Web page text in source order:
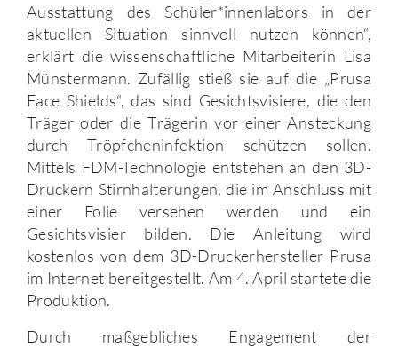
Ausstattung des Schüler*innenlabors in der
aktuellen Situation sinnvoll nutzen können“,
erklärt die wissenschaftliche Mitarbeiterin Lisa
Münstermann. Zufällig stieß sie auf die „Prusa
Face Shields“, das sind Gesichtsvisiere, die den
Träger oder die Trägerin vor einer Ansteckung
durch Tröpfcheninfektion schützen sollen.
Mittels FDM-Technologie entstehen an den 3D-
Druckern Stirnhalterungen, die im Anschluss mit
einer Folie versehen werden und ein
Gesichtsvisier bilden. Die Anleitung wird
kostenlos von dem 3D-Druckerhersteller Prusa
im Internet bereitgestellt. Am 4. April startete die
Produktion.
Durch maßgebliches Engagement der